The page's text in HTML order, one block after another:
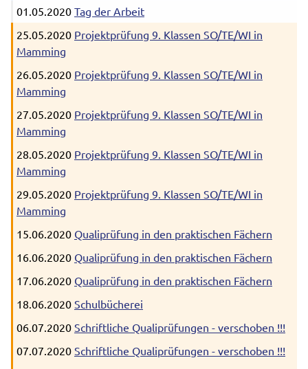
01.05.2020 Tag der Arbeit
25.05.2020 Projektprüfung 9. Klassen SO/TE/WI in
Mamming
26.05.2020 Projektprüfung 9. Klassen SO/TE/WI in
Mamming
27.05.2020 Projektprüfung 9. Klassen SO/TE/WI in
Mamming
28.05.2020 Projektprüfung 9. Klassen SO/TE/WI in
Mamming
29.05.2020 Projektprüfung 9. Klassen SO/TE/WI in
Mamming
15.06.2020 Qualiprüfung in den praktischen Fächern
16.06.2020 Qualiprüfung in den praktischen Fächern
17.06.2020 Qualiprüfung in den praktischen Fächern
18.06.2020 Schulbücherei
06.07.2020 Schriftliche Qualiprüfungen - verschoben !!!
07.07.2020 Schriftliche Qualiprüfungen - verschoben !!!